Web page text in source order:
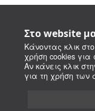
Στο website
Κάνοντας κλικ
χρήση cookies για
Αν κάνεις κλικ
για τη χρήση των